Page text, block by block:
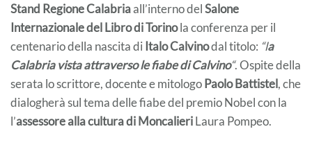
Stand Regione Calabriaall’interno delSalone
Internazionale del Libro di Torinola conferenza per il
centenario della nascita di Italo Calvinodal titolo: “la
Calabria vista attraverso le fiabe di Calvino“. Ospite della
serata lo scrittore, docente e mitologoPaolo Battistel, che
dialogherà sul tema delle fiabe del premio Nobel con la
l’assessore alla cultura di MoncalieriLaura Pompeo.